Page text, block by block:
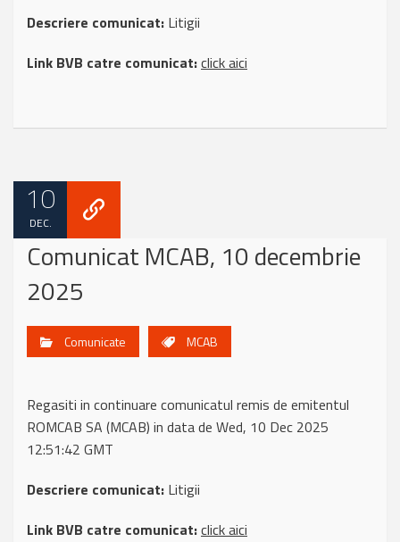
Descriere comunicat: Litigii
Link BVB catre comunicat:click aici
10
DEC.
Comunicat MCAB, 10 decembrie
2025
Comunicate MCAB
Regasiti in continuare comunicatul remis de emitentul
ROMCAB SA (MCAB) in data de Wed, 10 Dec 2025
12:51:42 GMT
Descriere comunicat: Litigii
Link BVB catre comunicat:click aici